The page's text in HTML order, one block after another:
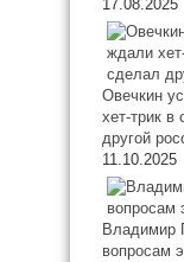
17.08.2025
Овечкин
хет-трик в
другой
11.10.2025
Владимир
вопросам